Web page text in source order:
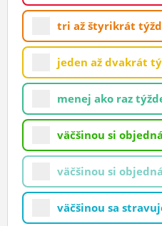
MÔJ PROFIL
NASTAVENIA
ROLETA
tri až štyrikrát
jeden až dvakrát
menej ako raz
väčšinou si
väčšinou si
väčšinou sa